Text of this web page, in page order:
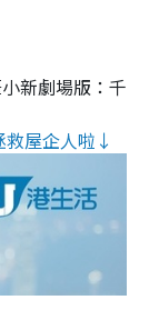
新劇場版：千
救屋企人啦↓